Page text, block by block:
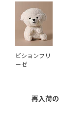
ビションフリーゼ
ビションフリ
ーゼ
再入荷